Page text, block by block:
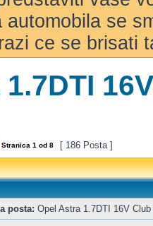
automobila se
ce se brisati
Stranica 1 od 8 [ 186 Posta ]
posta: Opel Astra 1.7DTI 16V Club